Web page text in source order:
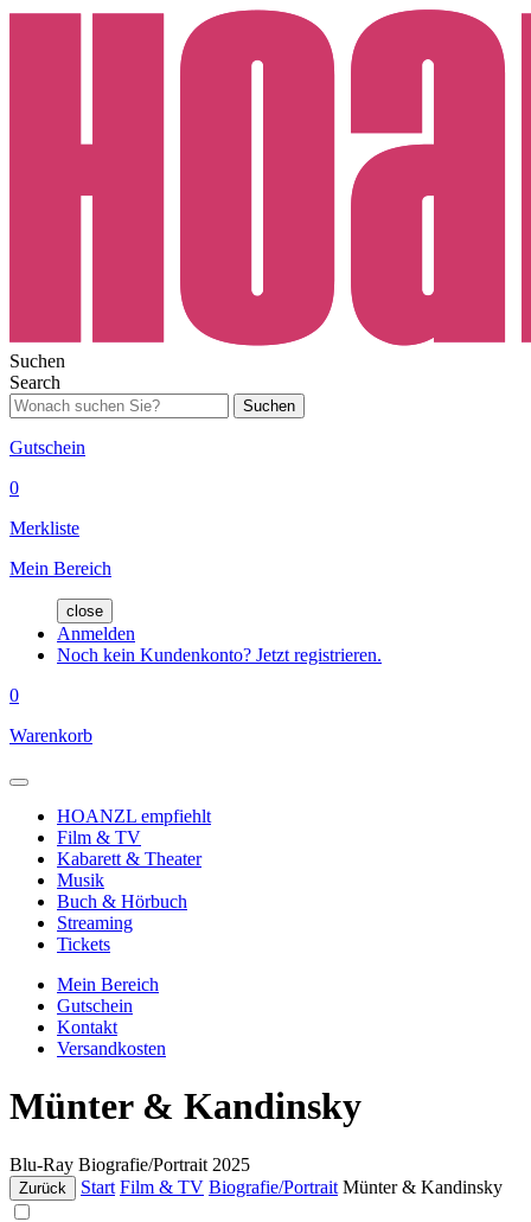
Suchen
Search
Suchen
Gutschein
0
Merkliste
Mein Bereich
close
Anmelden
Noch kein Kundenkonto? Jetzt registrieren.
0
Warenkorb
HOANZL empfiehlt
Film & TV
Kabarett & Theater
Musik
Buch & Hörbuch
Streaming
Tickets
Mein Bereich
Gutschein
Kontakt
Versandkosten
Münter & Kandinsky
Blu-Ray Biografie/Portrait 2025
Zurück Start Film & TV Biografie/Portrait Münter & Kandinsky